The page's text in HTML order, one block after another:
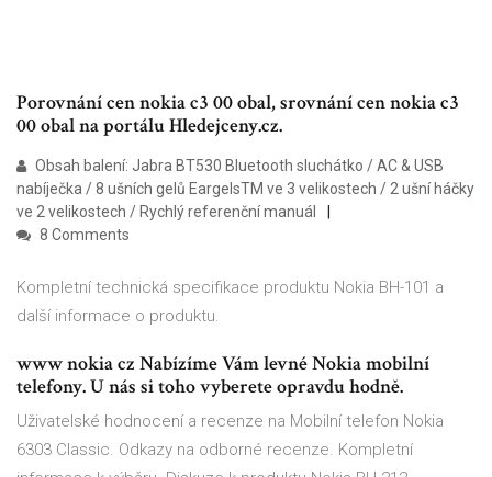
Porovnání cen nokia c3 00 obal, srovnání cen nokia c3
00 obal na portálu Hledejceny.cz.
Obsah balení: Jabra BT530 Bluetooth sluchátko / AC & USB
nabíječka / 8 ušních gelů EargelsTM ve 3 velikostech / 2 ušní háčky
ve 2 velikostech / Rychlý referenční manuál
8 Comments
Kompletní technická specifikace produktu Nokia BH-101 a
další informace o produktu.
www nokia cz Nabízíme Vám levné Nokia mobilní
telefony. U nás si toho vyberete opravdu hodně.
Uživatelské hodnocení a recenze na Mobilní telefon Nokia
6303 Classic. Odkazy na odborné recenze. Kompletní